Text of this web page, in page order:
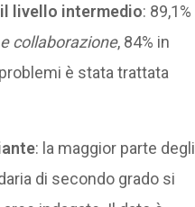
livello intermedio: 89,1%
collaborazione, 84% in
è stata trattata
: la maggior parte degli
di secondo grado si